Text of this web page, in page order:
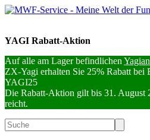
YAGI Rabatt-Aktion
Auf alle am Lager befindlichen
ZX-Yagi erhalten Sie 25% Rabatt bei
YAGI25
Die Rabatt-Aktion gilt bis 31. August
reicht.